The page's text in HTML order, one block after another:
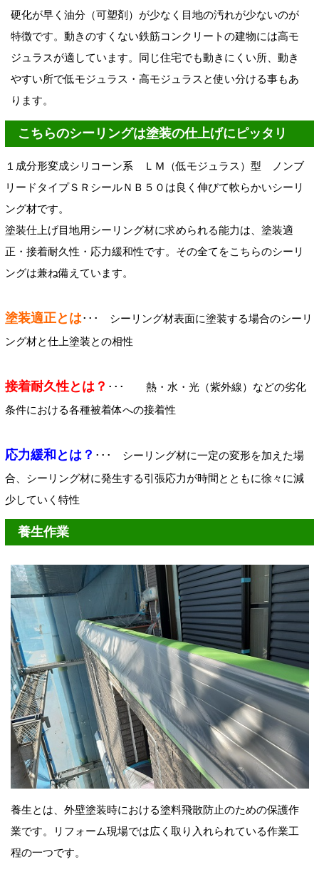
硬化が早く油分（可塑剤）が少なく目地の汚れが少ないのが
特徴です。動きのすくない鉄筋コンクリートの建物には高モ
ジュラスが適しています。同じ住宅でも動きにくい所、動き
やすい所で低モジュラス・高モジュラスと使い分ける事もあ
ります。
こちらのシーリングは塗装の仕上げにピッタリ
１成分形変成シリコーン系 ＬＭ（低モジュラス）型 ノンブ
リードタイプＳＲシールＮＢ５０は良く伸びて軟らかいシーリ
ング材です。
塗装仕上げ目地用シーリング材に求められる能力は、塗装適
正・接着耐久性・応力緩和性です。その全てをこちらのシーリ
ングは兼ね備えています。
塗装適正とは･･･ シーリング材表面に塗装する場合のシーリ
ング材と仕上塗装との相性
接着耐久性とは？ ･･･ 熱・水・光（紫外線）などの劣化
条件における各種被着体への接着性
応力緩和とは？ ･･･ シーリング材に一定の変形を加えた場
合、シーリング材に発生する引張応力が時間とともに徐々に減
少していく特性
養生作業
養生とは、外壁塗装時における塗料飛散防止のための保護作
業です。リフォーム現場では広く取り入れられている作業工
程の一つです。